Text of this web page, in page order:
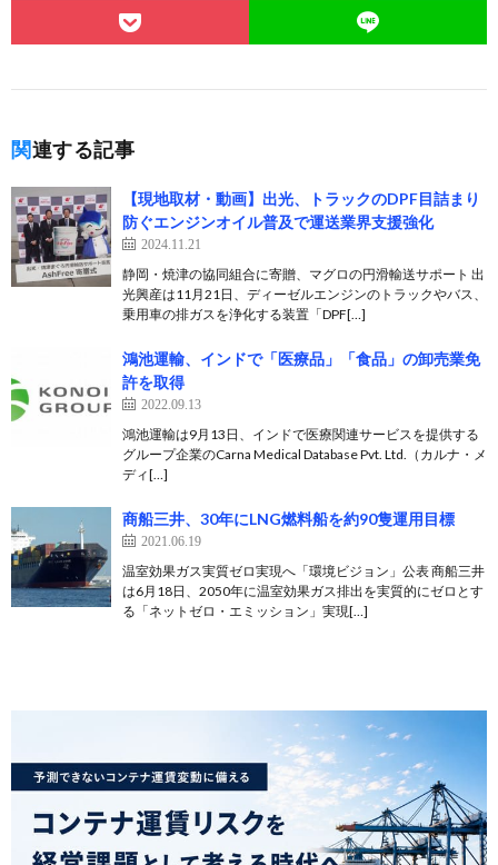
関連する記事
【現地取材・動画】出光、トラックのDPF目詰まり
防ぐエンジンオイル普及で運送業界支援強化
2024.11.21
静岡・焼津の協同組合に寄贈、マグロの円滑輸送サポート 出
光興産は11月21日、ディーゼルエンジンのトラックやバス、
乗用車の排ガスを浄化する装置「DPF[…]
鴻池運輸、インドで「医療品」「食品」の卸売業免
許を取得
2022.09.13
鴻池運輸は9月13日、インドで医療関連サービスを提供する
グループ企業のCarna Medical Database Pvt. Ltd.（カルナ・メ
ディ[…]
商船三井、30年にLNG燃料船を約90隻運用目標
2021.06.19
温室効果ガス実質ゼロ実現へ「環境ビジョン」公表 商船三井
は6月18日、2050年に温室効果ガス排出を実質的にゼロとす
る「ネットゼロ・エミッション」実現[…]